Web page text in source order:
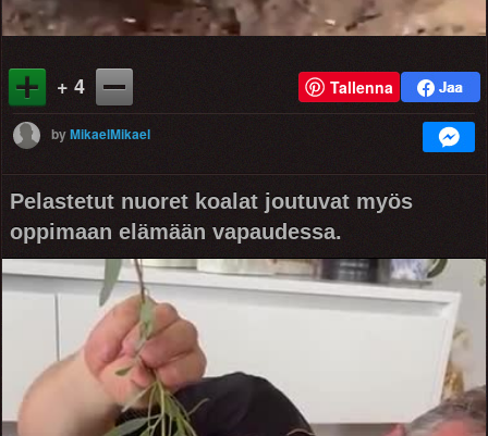
+ 4 Tallenna
byMikaelMikael
Pelastetut nuoret koalat joutuvat myös
oppimaan elämään vapaudessa.